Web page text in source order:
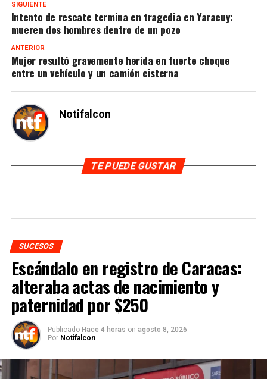
SIGUIENTE
Intento de rescate termina en tragedia en Yaracuy:
mueren dos hombres dentro de un pozo
ANTERIOR
Mujer resultó gravemente herida en fuerte choque
entre un vehículo y un camión cisterna
Notifalcon
TE PUEDE GUSTAR
SUCESOS
Escándalo en registro de Caracas:
alteraba actas de nacimiento y
paternidad por $250
Publicado Hace 4 horas on agosto 8, 2026
Por Notifalcon